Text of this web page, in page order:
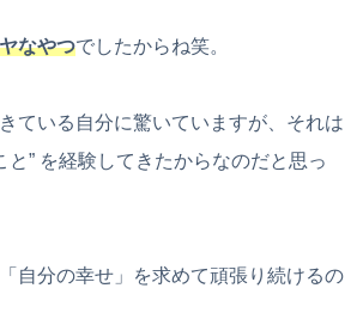
なやつでしたからね笑。
ている自分に驚いていますが、それは
と” を経験してきたからなのだと思っ
自分の幸せ」を求めて頑張り続けるの